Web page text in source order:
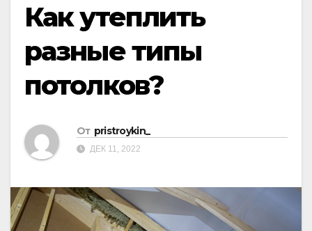
Как утеплить
разные типы
потолков?
От pristroykin_
ДЕК 11, 2022